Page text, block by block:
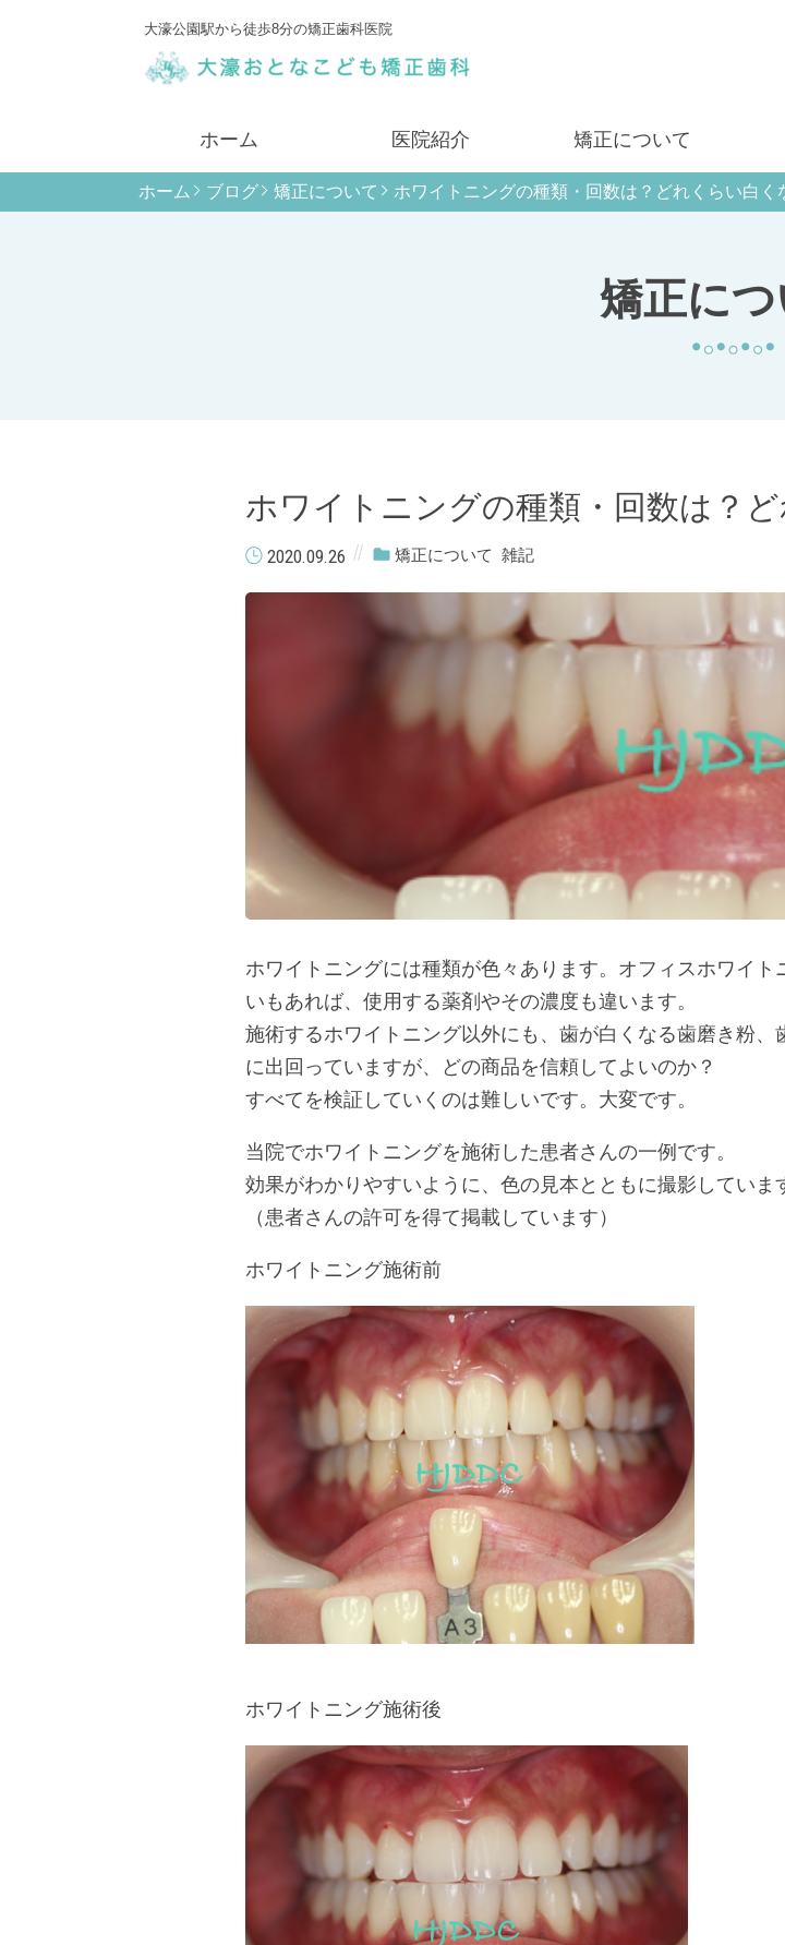
大濠公園駅から徒歩8分の矯正歯科医院
ホーム 医院紹介 矯正について
矯正につ
ホーム ブログ 矯正について ホワイトニングの種類・回数は？どれくらい白く
ホワイトニングの種類・回数は？
2020.09.26 矯正について 雑記
ホワイトニングには種類が色々あります。オフィスホワイ
いもあれば、使用する薬剤やその濃度も違います。
施術するホワイトニング以外にも、歯が白くなる歯磨き粉
に出回っていますが、どの商品を信頼してよいのか？
すべてを検証していくのは難しいです。大変です。
当院でホワイトニングを施術した患者さんの一例です。
効果がわかりやすいように、色の見本とともに撮影していま
（患者さんの許可を得て掲載しています）
ホワイトニング施術前
ホワイトニング施術後